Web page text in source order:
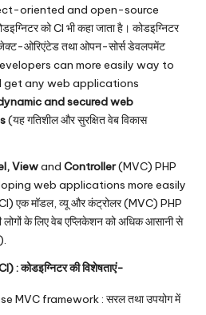
oriented and open-source
को CI भी कहा जाता है। कोडइग्निटर
ओरिएंटेड तथा ओपन-सोर्स डेवलपमेंट
developers can more easily way to
get any web applications
and secured web
(यह गतिशील और सुरक्षित वेब विकास
Viewand Controller(MVC) PHP
web applications more easily
एक मॉडल, व्यू और कंट्रोलर (MVC) PHP
के लिए वेब एप्लिकेशन को अधिक आसानी से
कोडइग्निटर की विशेषताएं-
MVC framework : सरल तथा उपयोग में